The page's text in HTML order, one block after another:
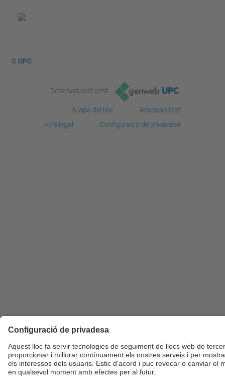
© UPC
Desenvolupat amb
Mapa del lloc
Accessibilitat
Avís legal
Configuració de privadesa